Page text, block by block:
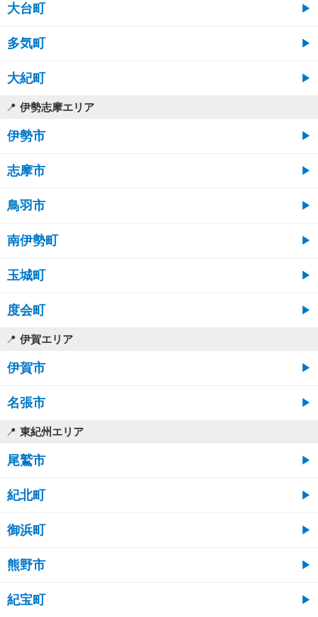
大台町
多気町
大紀町
伊勢志摩エリア
伊勢市
志摩市
鳥羽市
南伊勢町
玉城町
度会町
伊賀エリア
伊賀市
名張市
東紀州エリア
尾鷲市
紀北町
御浜町
熊野市
紀宝町